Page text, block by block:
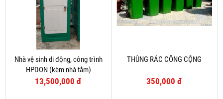
Nhà vệ sinh di động, công trình
HPDON (kèm nhà tắm)
13,500,000 đ
THÙNG RÁC CÔNG CỘNG
350,000 đ